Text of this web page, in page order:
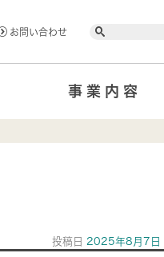
お問い合わせ Search
事業内容
投稿日 2025年8月7日